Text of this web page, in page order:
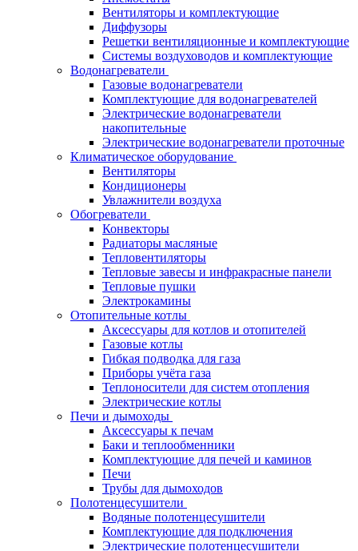
Вентиляторы и комплектующие
Диффузоры
Решетки вентиляционные и комплектующие
Системы воздуховодов и комплектующие
Водонагреватели
Газовые водонагреватели
Комплектующие для водонагревателей
Электрические водонагреватели
накопительные
Электрические водонагреватели проточные
Климатическое оборудование
Вентиляторы
Кондиционеры
Увлажнители воздуха
Обогреватели
Конвекторы
Радиаторы масляные
Тепловентиляторы
Тепловые завесы и инфракрасные панели
Тепловые пушки
Электрокамины
Отопительные котлы
Аксессуары для котлов и отопителей
Газовые котлы
Гибкая подводка для газа
Приборы учёта газа
Теплоносители для систем отопления
Электрические котлы
Печи и дымоходы
Аксессуары к печам
Баки и теплообменники
Комплектующие для печей и каминов
Печи
Трубы для дымоходов
Полотенцесушители
Водяные полотенцесушители
Комплектующие для подключения
Электрические полотенцесушители